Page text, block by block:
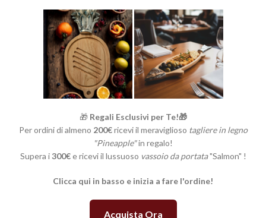
🎁 Regali Esclusivi per Te!🎁
Per ordini di almeno 200€ricevi il meraviglioso tagliere in legno
"Pineapple"in regalo!
Supera i300€e ricevi il lussuoso vassoio da portata"Salmon" !
Clicca qui in basso e inizia a fare l'ordine!
Acquista Ora